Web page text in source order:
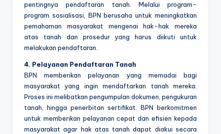
pentingnya pendaftaran tanah. Melalui program-
program sosialisasi, BPN berusaha untuk meningkatkan
pemahaman masyarakat mengenai hak-hak mereka
atas tanah dan prosedur yang harus diikuti untuk
melakukan pendaftaran.
4. Pelayanan Pendaftaran Tanah
BPN memberikan pelayanan yang memadai bagi
masyarakat yang ingin mendaftarkan tanah mereka.
Proses ini melibatkan pengumpulan dokumen, pengukuran
tanah, hingga penerbitan sertifikat. BPN berkomitmen
untuk memberikan pelayanan cepat dan efisien kepada
masyarakat agar hak atas tanah dapat diakui secara